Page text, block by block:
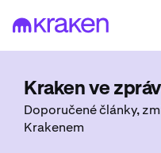
Kraken ve
Doporučené články,
Krakenem